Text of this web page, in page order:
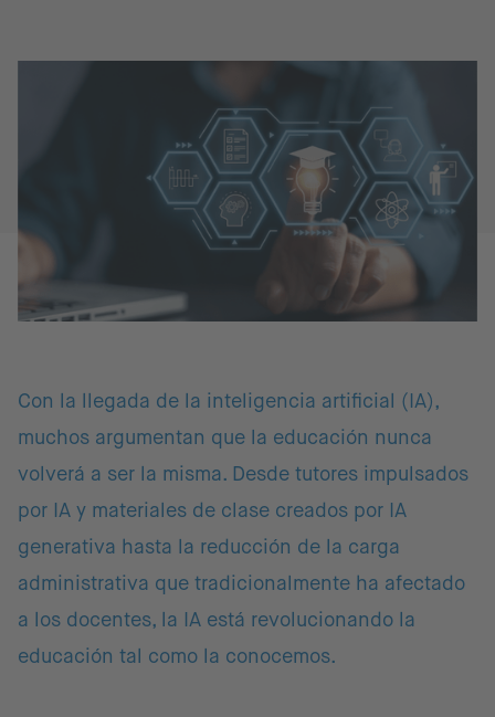
Con la llegada de la inteligencia artificial (IA),
muchos argumentan que la educación nunca
volverá a ser la misma. Desde tutores impulsados
por IA y materiales de clase creados por IA
generativa hasta la reducción de la carga
administrativa que tradicionalmente ha afectado
a los docentes, la IA está revolucionando la
educación tal como la conocemos.